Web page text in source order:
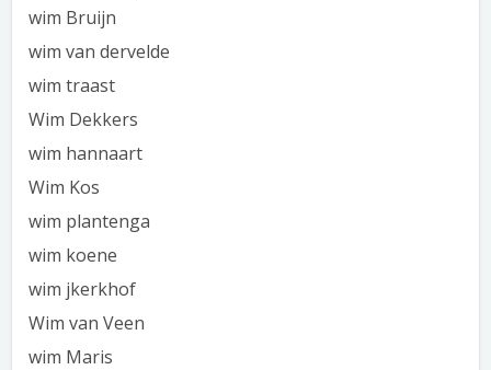
wim Bruijn
wim van dervelde
wim traast
Wim Dekkers
wim hannaart
Wim Kos
wim plantenga
wim koene
wim jkerkhof
Wim van Veen
wim Maris